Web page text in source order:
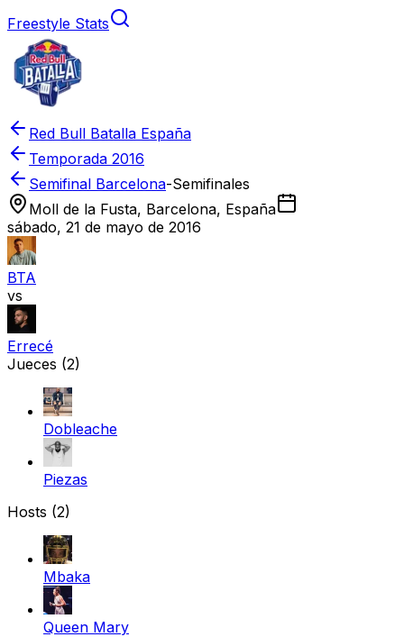
Freestyle Stats
Red Bull Batalla España
Temporada 2016
Semifinal Barcelona-Semifinales
Moll de la Fusta, Barcelona, España
sábado, 21 de mayo de 2016
BTA
vs
Errecé
Jueces (2)
Dobleache
Piezas
Hosts (2)
Mbaka
Queen Mary